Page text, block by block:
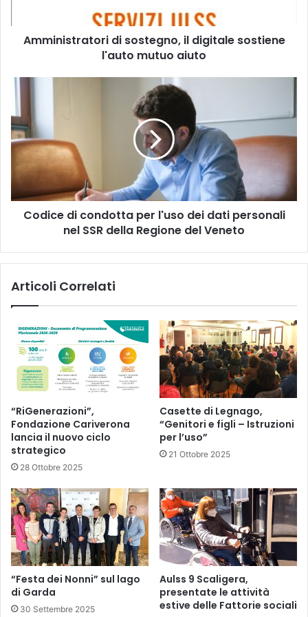
aiuto
Amministratori di sostegno, il digitale sostiene
l'auto mutuo aiuto
Codice
condotta
per
l'uso
dati
personali
nel
SSRCodice di condotta per l'uso dei dati personali
nel SSR della Regione del Veneto
Articoli Correlati
“RiGenerazioni”,
Fondazione Cariverona
lancia il nuovo ciclo
strategico
28 Ottobre 2025
Casette di Legnago,
“Genitori e figli – Istruzioni
per l’uso”
21 Ottobre 2025
“Festa dei Nonni” sul lago
di Garda
30 Settembre 2025
Aulss 9 Scaligera,
presentate le attività
estive delle Fattorie sociali